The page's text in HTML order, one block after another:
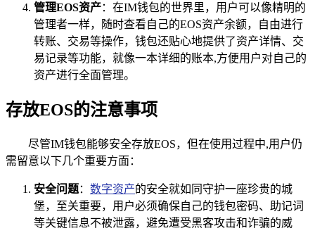
管理EOS资产：在IM钱包的世界里，用户可以像精明的
管理者一样，随时查看自己的EOS资产余额，自由进行
转账、交易等操作，钱包还贴心地提供了资产详情、交
易记录等功能，就像一本详细的账本,方便用户对自己的
资产进行全面管理。
存放EOS的注意事项
尽管IM钱包能够安全存放EOS，但在使用过程中,用户仍
需留意以下几个重要方面：
安全问题： 数字资产的安全就如同守护一座珍贵的城
堡，至关重要，用户必须确保自己的钱包密码、助记词
等关键信息不被泄露，避免遭受黑客攻击和诈骗的威